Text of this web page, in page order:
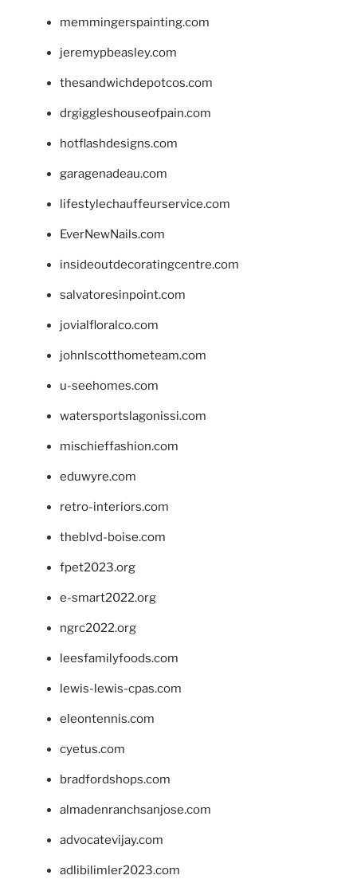
memmingerspainting.com
jeremypbeasley.com
thesandwichdepotcos.com
drgiggleshouseofpain.com
hotflashdesigns.com
garagenadeau.com
lifestylechauffeurservice.com
EverNewNails.com
insideoutdecoratingcentre.com
salvatoresinpoint.com
jovialfloralco.com
johnlscotthometeam.com
u-seehomes.com
watersportslagonissi.com
mischieffashion.com
eduwyre.com
retro-interiors.com
theblvd-boise.com
fpet2023.org
e-smart2022.org
ngrc2022.org
leesfamilyfoods.com
lewis-lewis-cpas.com
eleontennis.com
cyetus.com
bradfordshops.com
almadenranchsanjose.com
advocatevijay.com
adlibilimler2023.com